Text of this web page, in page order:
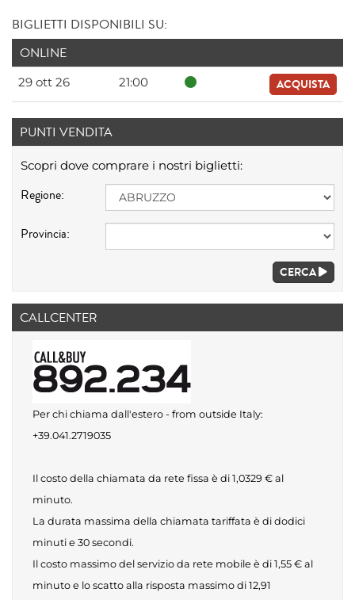
BIGLIETTI DISPONIBILI SU:
ONLINE
29 ott 26 21:00 ACQUISTA
PUNTI VENDITA
Scopri dove comprare i nostri biglietti:
Regione:
Provincia:
CERCA
CALLCENTER
Per chi chiama dall'estero - from outside Italy:
+39.041.2719035
Il costo della chiamata da rete fissa è di 1,0329 € al
minuto.
La durata massima della chiamata tariffata è di dodici
minuti e 30 secondi.
Il costo massimo del servizio da rete mobile è di 1,55 € al
minuto e lo scatto alla risposta massimo di 12,91